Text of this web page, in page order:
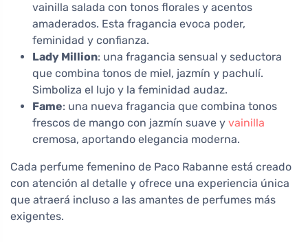
vainilla salada con tonos florales y acentos
amaderados. Esta fragancia evoca poder,
feminidad y confianza.
Lady Million: una fragancia sensual y seductora
que combina tonos de miel, jazmín y pachulí.
Simboliza el lujo y la feminidad audaz.
Fame: una nueva fragancia que combina tonos
frescos de mango con jazmín suave y vainilla
cremosa, aportando elegancia moderna.
Cada perfume femenino de Paco Rabanne está creado
con atención al detalle y ofrece una experiencia única
que atraerá incluso a las amantes de perfumes más
exigentes.